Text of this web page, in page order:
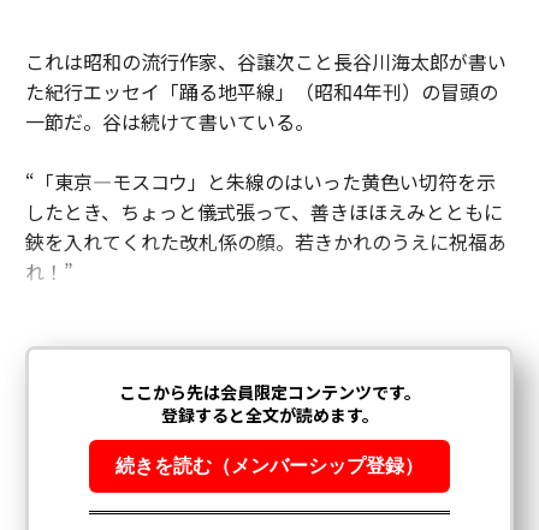
これは昭和の流行作家、谷譲次こと長谷川海太郎が書い
た紀行エッセイ「踊る地平線」（昭和4年刊）の冒頭の
一節だ。谷は続けて書いている。
“「東京―モスコウ」と朱線のはいった黄色い切符を示
したとき、ちょっと儀式張って、善きほほえみとともに
鋏を入れてくれた改札係の顔。若きかれのうえに祝福あ
れ！”